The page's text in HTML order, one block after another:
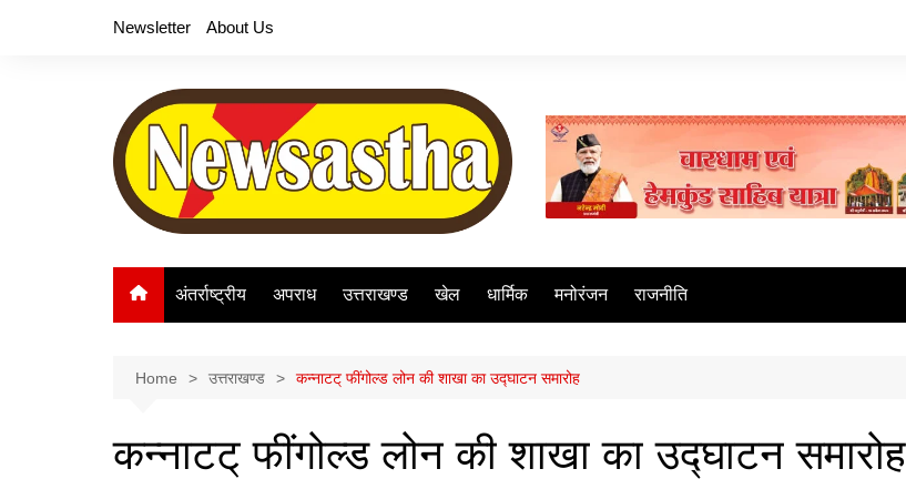
Newsletter About Us
अंतर्राष्ट्रीय अपराध उत्तराखण्ड खेल धार्मिक मनोरंजन राजनीति
Home उत्तराखण्ड कन्नाटट् फींगोल्ड लोन की शाखा का उद्घाटन समारोह
कन्नाटट् फींगोल्ड लोन की शाखा का उद्घाटन समारोह